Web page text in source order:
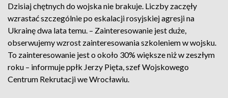
Dzisiaj chętnych do wojska nie brakuje. Liczby zaczęły
wzrastać szczególnie po eskalacji rosyjskiej agresji na
Ukrainę dwa lata temu. – Zainteresowanie jest duże,
obserwujemy wzrost zainteresowania szkoleniem w wojsku.
To zainteresowanie jest o około 30% większe niż w zeszłym
roku – informuje ppłk Jerzy Pięta, szef Wojskowego
Centrum Rekrutacji we Wrocławiu.